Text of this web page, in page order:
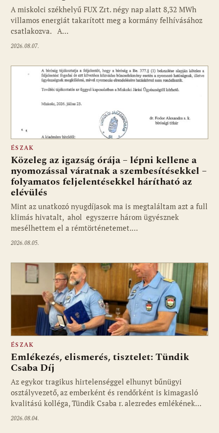
A miskolci székhelyű FUX Zrt. négy nap alatt 8,32 MWh
villamos energiát takarított meg a kormány felhívásához
csatlakozva. A…
2026.08.07.
ÉSZAK
Közeleg az igazság órája – lépni kellene a
nyomozással váratnak a szembesítésekkel –
folyamatos feljelentésekkel hárítható az
elévülés
Mint az unatkozó nyugdíjasok ma is megtaláltam azt a full
klimás hivatalt, ahol egyszerre három ügyésznek
mesélhettem el a rémtörténetemet.…
2026.08.05.
ÉSZAK
Emlékezés, elismerés, tisztelet: Tündik
Csaba Díj
Az egykor tragikus hirtelenséggel elhunyt bűnügyi
osztályvezető, az emberként és rendőrként is kimagasló
kvalitású kolléga, Tündik Csaba r. alezredes emlékének…
2026.08.04.